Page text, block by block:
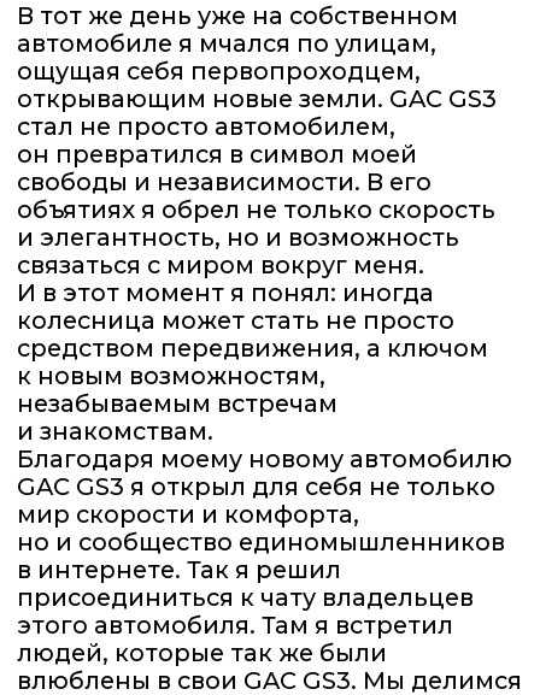
истории из жизни, обсуждаем
любимые фильмы, музыку и многое
другое.